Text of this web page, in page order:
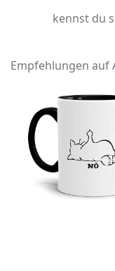
kennst du
Empfehlungen auf